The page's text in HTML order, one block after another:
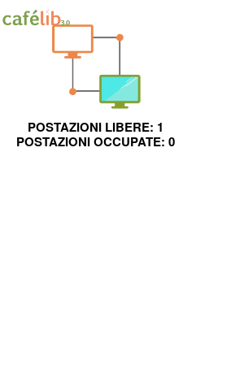
POSTAZIONI LIBERE: 1
POSTAZIONI OCCUPATE: 0